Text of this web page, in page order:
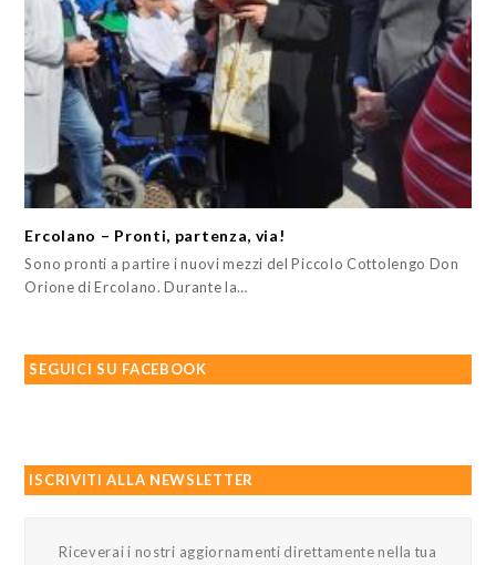
Ercolano – Pronti, partenza, via!
Sono pronti a partire i nuovi mezzi del Piccolo Cottolengo Don
Orione di Ercolano. Durante la…
SEGUICI SU FACEBOOK
ISCRIVITI ALLA NEWSLETTER
Riceverai i nostri aggiornamenti direttamente nella tua